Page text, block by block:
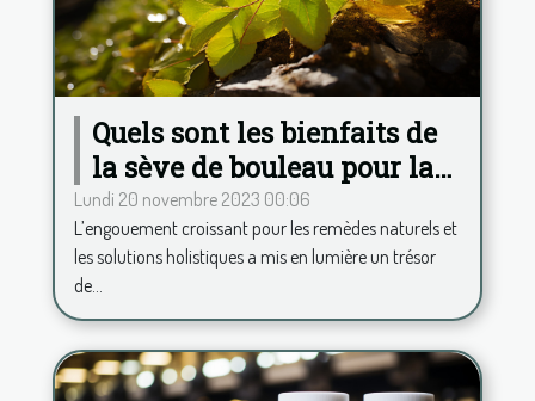
Quels sont les bienfaits de
la sève de bouleau pour la
santé ?
Lundi 20 novembre 2023 00:06
L’engouement croissant pour les remèdes naturels et
les solutions holistiques a mis en lumière un trésor
de...